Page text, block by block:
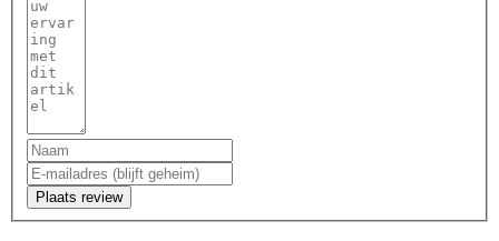
Plaats review